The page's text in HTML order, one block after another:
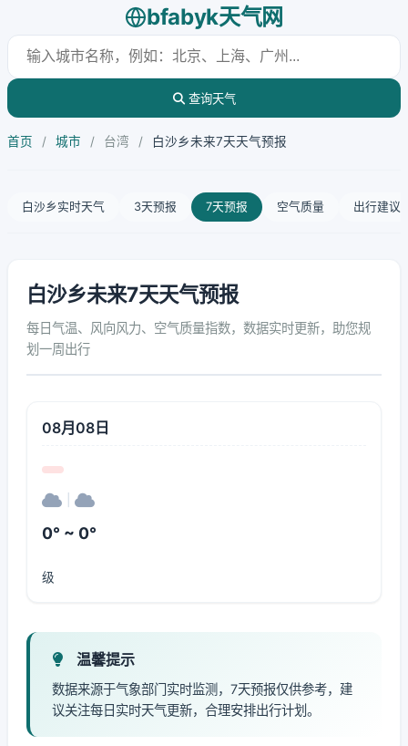
bfabyk天气网
查询天气
首页 / 城市 / 台湾 / 白沙乡未来7天天气预报
白沙乡实时天气 3天预报 7天预报 空气质量 出行建议
白沙乡未来7天天气预报
每日气温、风向风力、空气质量指数，数据实时更新，助您规
划一周出行
08月08日
0° ~ 0°
级
温馨提示
数据来源于气象部门实时监测，7天预报仅供参考，建
议关注每日实时天气更新，合理安排出行计划。